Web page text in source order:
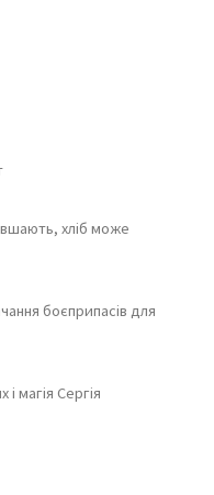
хліб може
боєприпасів для
магія Сергія